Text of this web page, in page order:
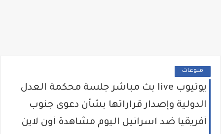
منوعات
يوتيوب live بث مباشر جلسة محكمة العدل
الدولية وإصدار قراراتها بشأن دعوى جنوب
أفريقيا ضد اسرائيل اليوم مشاهدة أون لاين